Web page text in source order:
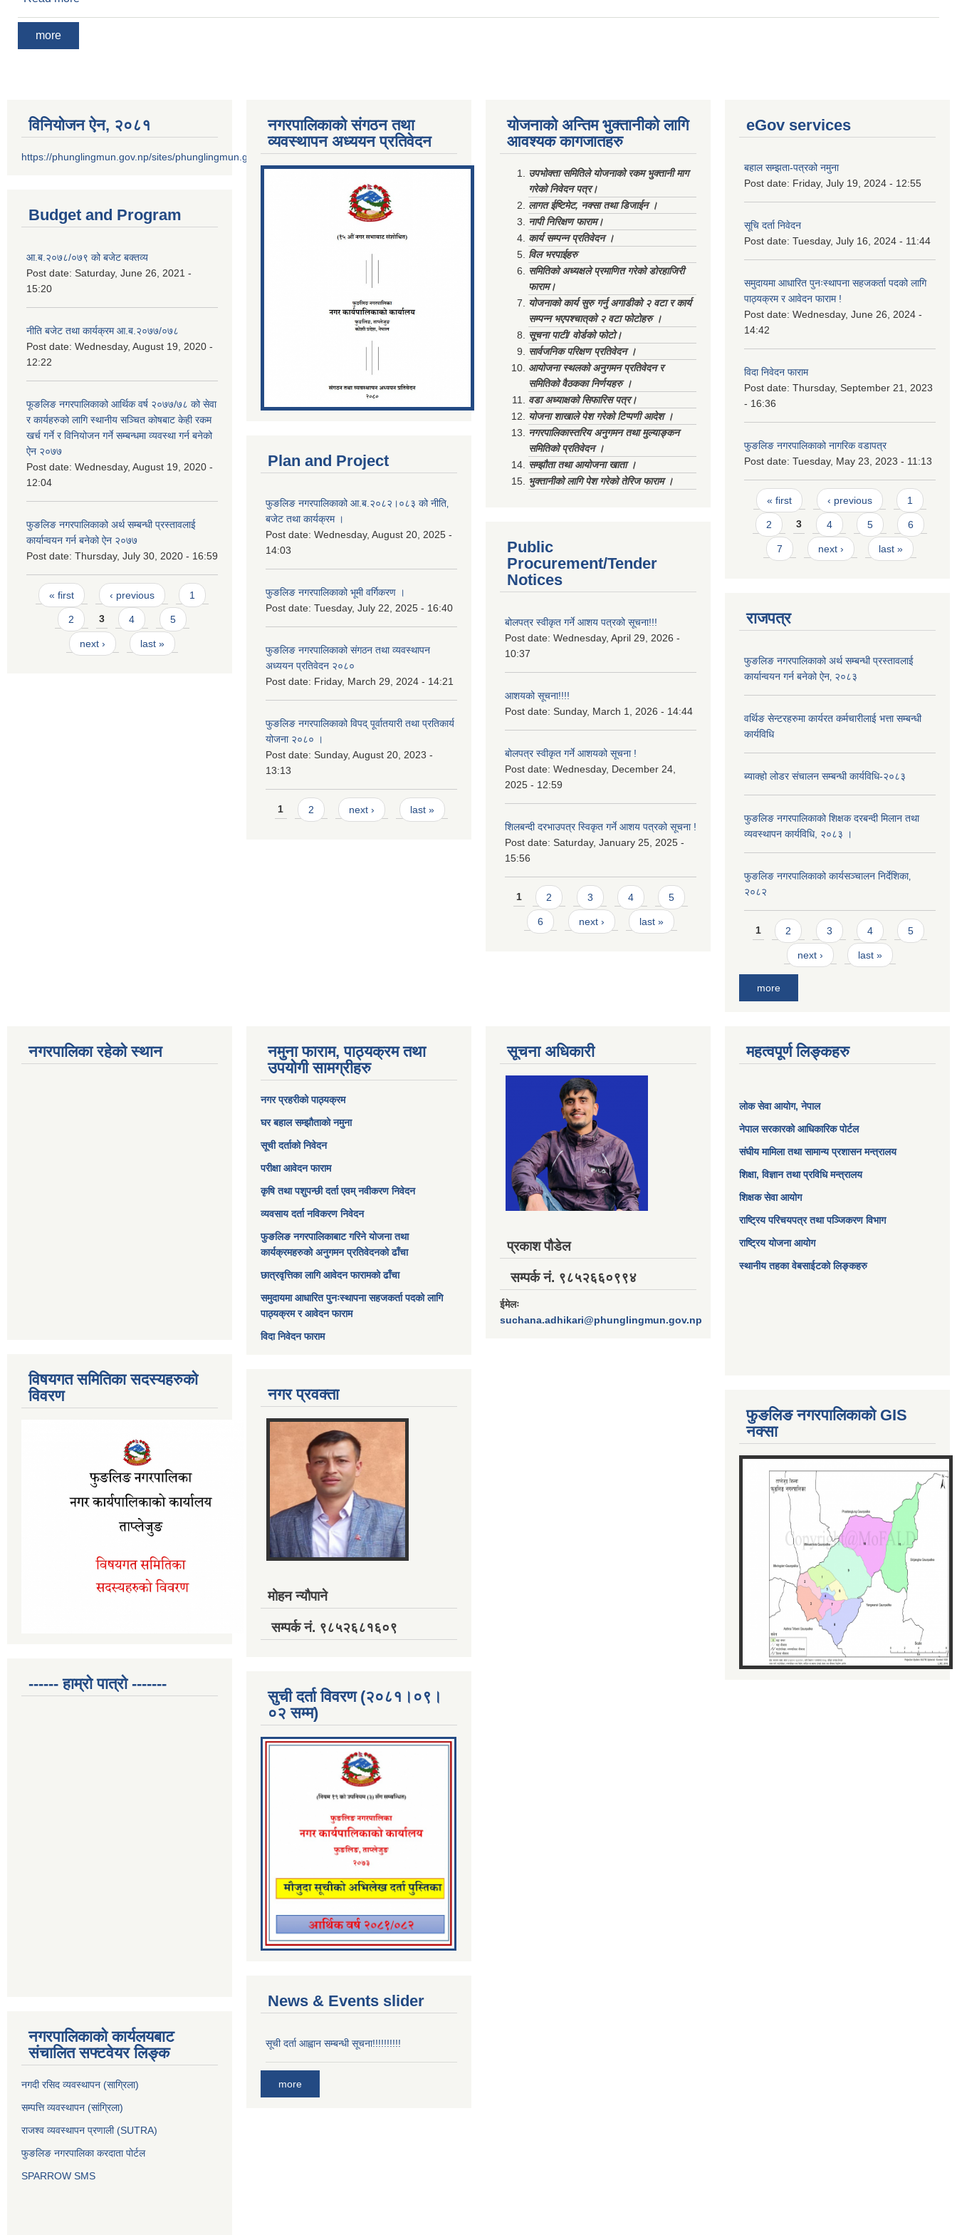
more
विनियोजन ऐन‚ २०८१
https://phunglingmun.gov.np/sites/phunglingmun.gov.np/files/documents/Al...
Budget and Program
आ.ब.२०७८/०७९ को बजेट बक्तव्य
Post date: Saturday, June 26, 2021 -
15:20
नीति बजेट तथा कार्यक्रम आ.ब.२०७७/०७८
Post date: Wednesday, August 19, 2020 -
12:22
फूङलिङ नगरपालिकाको आर्थिक वर्ष २०७७/७८ को सेवा
र कार्यहरुको लागि स्थानीय सञ्चित कोषबाट केही रकम
खर्च गर्ने र विनियोजन गर्ने सम्बन्धमा व्यवस्था गर्न बनेको
ऐन २०७७
Post date: Wednesday, August 19, 2020 -
12:04
फुङलिङ नगरपालिकाको अर्थ सम्बन्धी प्रस्तावलाई
कार्यान्वयन गर्न बनेको ऐन २०७७
Post date: Thursday, July 30, 2020 - 16:59
Pages
« first ‹ previous 1
2 3 4 5
next › last »
नगरपालिकाको संगठन तथा
व्यवस्थापन अध्ययन प्रतिवेदन
Plan and Project
फुङलिङ नगरपालिकाको आ.ब.२०८२।०८३ को नीति‚
बजेट तथा कार्यक्रम ।
Post date: Wednesday, August 20, 2025 -
14:03
फुङलिङ नगरपालिकाको भूमी वर्गिकरण ।
Post date: Tuesday, July 22, 2025 - 16:40
फुङलिङ नगरपालिकाको संगठन तथा व्यवस्थापन
अध्ययन प्रतिवेदन २०८०
Post date: Friday, March 29, 2024 - 14:21
फुङलिङ नगरपालिकाको विपद् पूर्वातयारी तथा प्रतिकार्य
योजना २०८० ।
Post date: Sunday, August 20, 2023 -
13:13
Pages
1 2 next › last »
योजनाको अन्तिम भुक्तानीको लागि
आवश्यक कागजातहरु
उपभोक्ता समितिले योजनाको रकम भुक्तानी माग
गरेको निवेदन पत्र।
लागत ईष्टिमेट, नक्सा तथा डिजाईन ।
नापी निरिक्षण फाराम।
कार्य सम्पन्न प्रतिवेदन ।
विल भरपाईहरु
समितिको अध्यक्षले प्रमाणित गरेको डोरहाजिरी
फाराम।
योजनाको कार्य सुरु गर्नु अगाडीको २ वटा र कार्य
सम्पन्न भएपश्चात्‌को २ वटा फोटोहरु ।
सूचना पाटी/ वोर्डको फोटो।
सार्वजनिक परिक्षण प्रतिवेदन ।
आयोजना स्थलको अनुगमन प्रतिवेदन र
समितिको वैठकका निर्णयहरु ।
वडा अध्याक्षको सिफारिस पत्र।
योजना शाखाले पेश गरेको टिप्पणी आदेश ।
नगरपालिकास्तरिय अनुगमन तथा मुल्याङ्कन
समितिको प्रतिवेदन ।
सम्झौता तथा आयोजना खाता ।
भुक्तानीको लागि पेश गरेको तेरिज फाराम ।
Public
Procurement/Tender
Notices
बोलपत्र स्वीकृत गर्ने आशय पत्रको सूचना!!!
Post date: Wednesday, April 29, 2026 -
10:37
आशयको सूचना!!!!
Post date: Sunday, March 1, 2026 - 14:44
बोलपत्र स्वीकृत गर्ने आशयको सूचना !
Post date: Wednesday, December 24,
2025 - 12:59
शिलबन्दी दरभाउपत्र स्विकृत गर्ने आशय पत्रको सूचना !
Post date: Saturday, January 25, 2025 -
15:56
Pages
1 2 3 4 5
6 next › last »
eGov services
बहाल सम्झता-पत्रको नमुना
Post date: Friday, July 19, 2024 - 12:55
सूचि दर्ता निवेदन
Post date: Tuesday, July 16, 2024 - 11:44
समुदायमा आधारित पुनःस्थापना सहजकर्ता पदको लागि
पाठ्यक्रम र आवेदन फाराम !
Post date: Wednesday, June 26, 2024 -
14:42
विदा निवेदन फाराम
Post date: Thursday, September 21, 2023
- 16:36
फुङलिङ नगरपालिकाको नागरिक वडापत्र
Post date: Tuesday, May 23, 2023 - 11:13
Pages
« first ‹ previous 1
2 3 4 5 6
7 next › last »
राजपत्र
फुङलिङ नगरपालिकाको अर्थ सम्बन्धी प्रस्तावलाई
कार्यान्वयन गर्न बनेको ऐन‚ २०८३
वर्थिङ सेन्टरहरुमा कार्यरत कर्मचारीलाई भत्ता सम्बन्धी
कार्यविधि
ब्याक्हो लोडर संचालन सम्बन्धी कार्यविधि-२०८३
फुङलिङ नगरपालिकाको शिक्षक दरबन्दी मिलान तथा
व्यवस्थापन कार्यविधि, २०८३ ।
फुङलिङ नगरपालिकाको कार्यसञ्चालन निर्देशिका‚
२०८२
Pages
1 2 3 4 5
next › last »
more
नगरपालिका रहेको स्थान
विषयगत समितिका सदस्यहरुको
विवरण
------ हाम्रो पात्रो -------
नगरपालिकाको कार्यलयबाट
संचालित सफ्टवेयर लिङ्क
नगदी रसिद व्यवस्थापन (साग्रिला)
सम्पत्ति व्यवस्थापन (सांग्रिला)
राजश्व व्यवस्थापन प्रणाली (SUTRA)
फुङलिङ नगरपालिका करदाता पोर्टल
SPARROW SMS
नमुना फाराम, पाठ्यक्रम तथा
उपयोगी सामग्रीहरु
नगर प्रहरीको पाठ्यक्रम
घर बहाल सम्झौताको नमुना
सूची दर्ताको निवेदन
परीक्षा आवेदन फाराम
कृषि तथा पशुपन्छी दर्ता एवम् नवीकरण निवेदन
व्यवसाय दर्ता नविकरण निवेदन
फुङलिङ नगरपालिकाबाट गरिने योजना तथा
कार्यक्रमहरुको अनुगमन प्रतिवेदनको ढाँचा
छात्रवृत्तिका लागि आवेदन फारामको ढाँचा
समुदायमा आधारित पुनःस्थापना सहजकर्ता पदको लागि
पाठ्यक्रम र आवेदन फाराम
विदा निवेदन फाराम
नगर प्रवक्ता
मोहन न्यौपाने
सम्पर्क नं. ९८५२६८१६०९
सुची दर्ता विवरण (२०८१।०९।
०२ सम्म)
News & Events slider
सूची दर्ता आह्वान सम्बन्धी सूचना!!!!!!!!!!
more
सूचना अधिकारी
प्रकाश पौडेल
सम्पर्क नं. ९८५२६६०९९४
ईमेलः
suchana.adhikari@phunglingmun.gov.np
महत्वपूर्ण लिङ्कहरु
लोक सेवा आयोग, नेपाल
नेपाल सरकारको आधिकारिक पोर्टल
संघीय मामिला तथा सामान्य प्रशासन मन्त्रालय
शिक्षा, विज्ञान तथा प्रविधि मन्त्रालय
शिक्षक सेवा आयोग
राष्ट्रिय परिचयपत्र तथा पञ्जिकरण विभाग
राष्ट्रिय योजना आयोग
स्थानीय तहका वेबसाईटको लिङ्कहरु
फुङलिङ नगरपालिकाको GIS
नक्सा